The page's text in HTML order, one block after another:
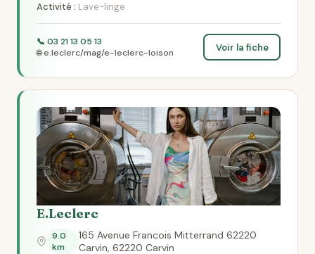
Activité : Lave-linge
📞 03 21 13 05 13
🌐 e.leclerc/mag/e-leclerc-loison
Voir la fiche
E.Leclerc
9.0
km
165 Avenue Francois Mitterrand 62220
Carvin, 62220 Carvin